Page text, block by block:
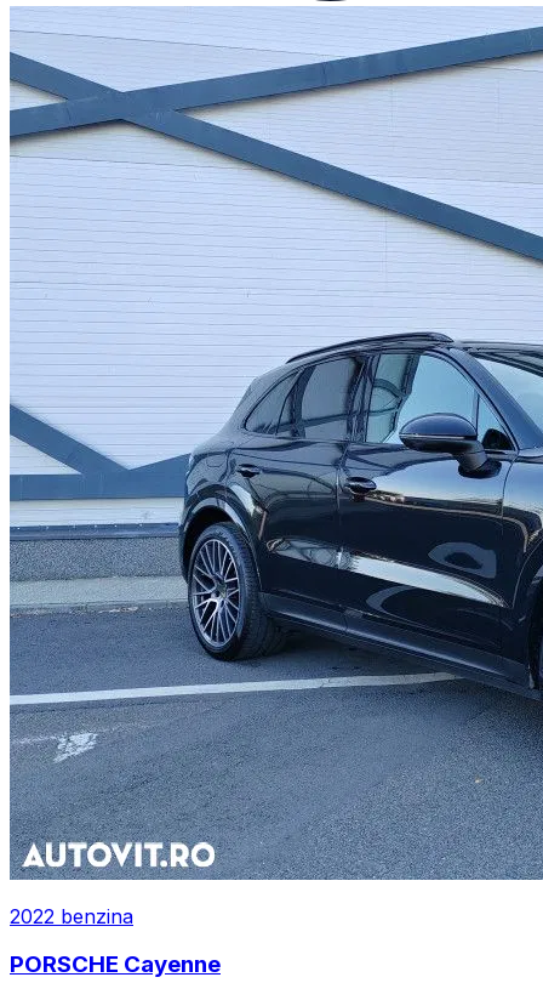
2022 benzina
PORSCHE Cayenne